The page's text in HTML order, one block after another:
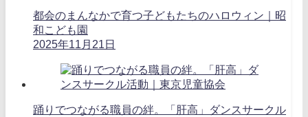
都会のまんなかで育つ子どもたちのハロウィン｜昭
和こども園
2025年11月21日
踊りでつながる職員の絆。「肝高」ダンスサークル